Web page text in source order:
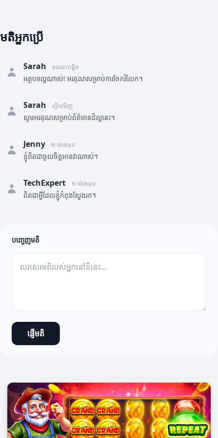
មតិអ្នកប្រើ
Sarah មុននេះបន្តិច
អត្ថបទល្អណាស់! អរគុណសម្រាប់ការចែករំលែក។
Sarah ម្សិលមិញ
សូមអរគុណសម្រាប់ព័ត៌មានដ៏ល្អនេះ។
Jenny ២ ម៉ោងមុន
ខ្ញុំពិតជាចូលចិត្តអានវាណាស់។
TechExpert ២ ម៉ោងមុន
ពិតជាអ្វីដែលខ្ញុំកំពុងស្វែងរក។
បញ្ចេញមតិ
ផ្ញើមតិ